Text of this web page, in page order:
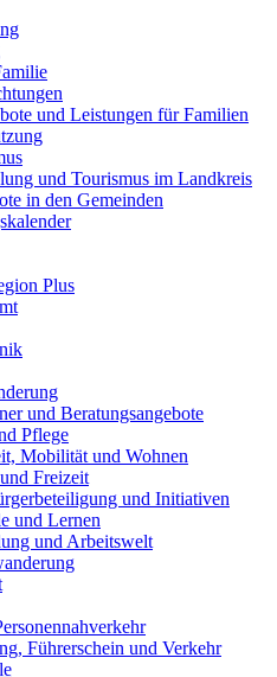
und Leistungen für Familien
und Tourismus im Landkreis
in den Gemeinden
Plus
und Beratungsangebote
Pflege
Mobilität und Wohnen
Freizeit
und Initiativen
und Lernen
und Arbeitswelt
Führerschein und Verkehr